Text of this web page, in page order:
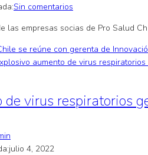
Sin comentarios
las empresas socias de Pro Salud
se reúne con gerenta de
de virus respiratorios
julio 4, 2022